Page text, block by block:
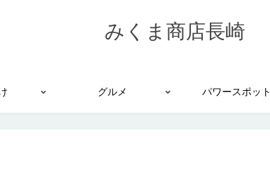
みくま商店長崎
グルメ パワースポット